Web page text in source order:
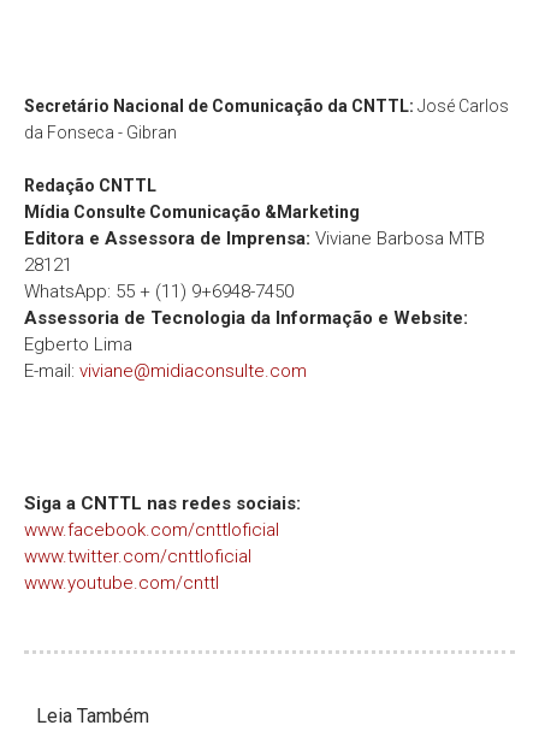
Secretário Nacional de Comunicação da CNTTL: José Carlos
da Fonseca - Gibran
Redação CNTTL
Mídia Consulte Comunicação &Marketing
Editora e Assessora de Imprensa: Viviane Barbosa MTB
28121
WhatsApp: 55 + (11) 9+6948-7450
Assessoria de Tecnologia da Informação e Website:
Egberto Lima
E-mail: viviane@midiaconsulte.com
Siga a CNTTL nas redes sociais:
www.facebook.com/cnttloficial
www.twitter.com/cnttloficial
www.youtube.com/cnttl
Leia Também